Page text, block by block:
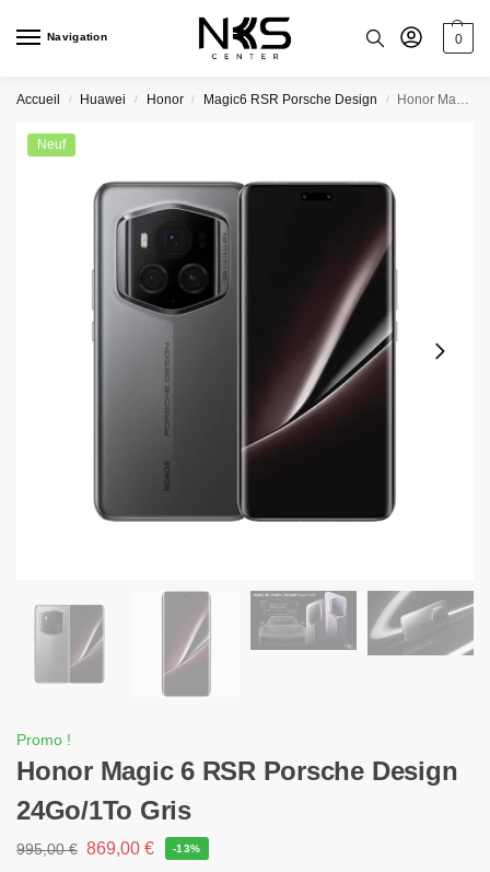
Navigation 0
Accueil / Huawei / Honor / Magic6 RSR Porsche Design / Honor Magic 6 RSR Porsche Design 24Go/1To Gris
Neuf
Promo !
Honor Magic 6 RSR Porsche Design
24Go/1To Gris
995,00€ 869,00 € -13%